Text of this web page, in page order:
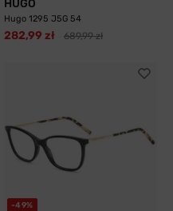
HUGO
Hugo 1295 J5G 54
282,99 zł 689,99 zł
-49%